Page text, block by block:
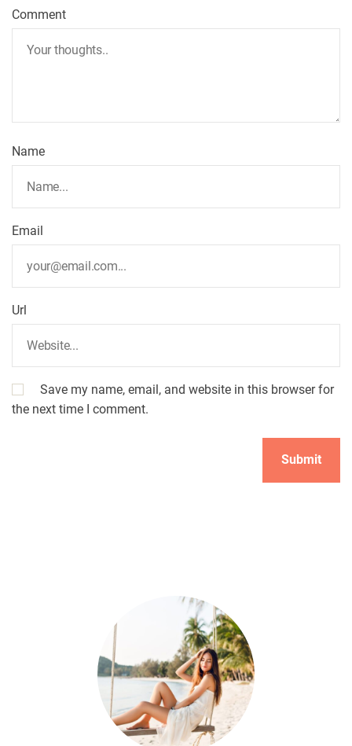
Comment
Name
Email
Url
Save my name, email, and website in this browser for
the next time I comment.